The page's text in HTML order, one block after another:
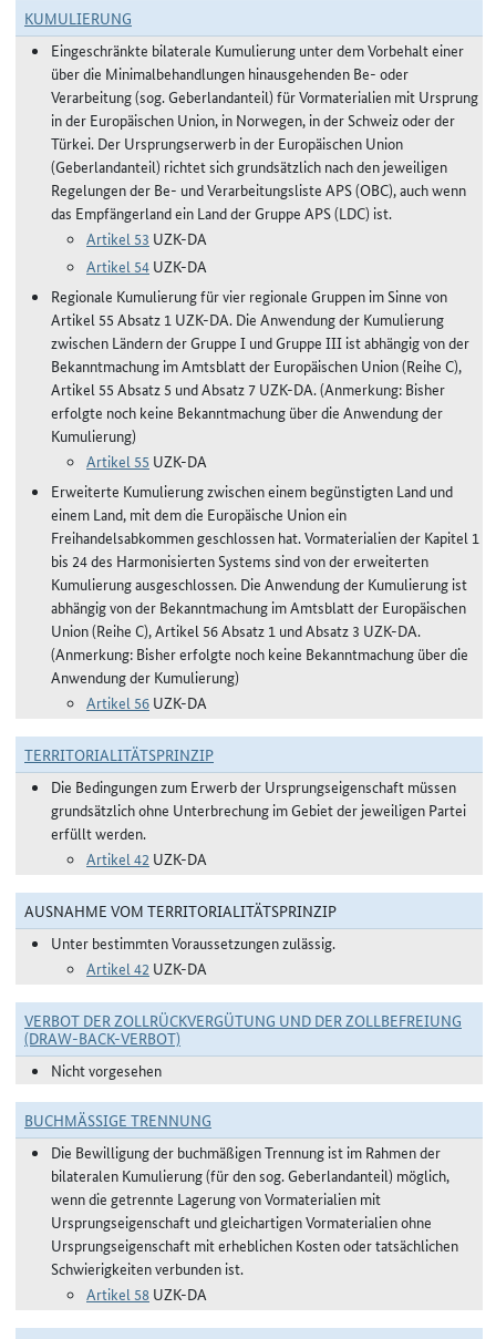
KUMULIERUNG
Eingeschränkte bilaterale Kumulierung unter dem Vorbehalt einer
über die Minimalbehandlungen hinausgehenden Be- oder
Verarbeitung (sog. Geberlandanteil) für Vormaterialien mit Ursprung
in der Europäischen Union, in Norwegen, in der Schweiz oder der
Türkei. Der Ursprungserwerb in der Europäischen Union
(Geberlandanteil) richtet sich grundsätzlich nach den jeweiligen
Regelungen der Be- und Verarbeitungsliste APS (OBC), auch wenn
das Empfängerland ein Land der Gruppe APS (LDC) ist.
Artikel 53 UZK-DA
Artikel 54 UZK-DA
Regionale Kumulierung für vier regionale Gruppen im Sinne von
Artikel 55 Absatz 1 UZK-DA. Die Anwendung der Kumulierung
zwischen Ländern der Gruppe I und Gruppe III ist abhängig von der
Bekanntmachung im Amtsblatt der Europäischen Union (Reihe C),
Artikel 55 Absatz 5 und Absatz 7 UZK-DA. (Anmerkung: Bisher
erfolgte noch keine Bekanntmachung über die Anwendung der
Kumulierung)
Artikel 55 UZK-DA
Erweiterte Kumulierung zwischen einem begünstigten Land und
einem Land, mit dem die Europäische Union ein
Freihandelsabkommen geschlossen hat. Vormaterialien der Kapitel 1
bis 24 des Harmonisierten Systems sind von der erweiterten
Kumulierung ausgeschlossen. Die Anwendung der Kumulierung ist
abhängig von der Bekanntmachung im Amtsblatt der Europäischen
Union (Reihe C), Artikel 56 Absatz 1 und Absatz 3 UZK-DA.
(Anmerkung: Bisher erfolgte noch keine Bekanntmachung über die
Anwendung der Kumulierung)
Artikel 56 UZK-DA
TERRITORIALITÄTSPRINZIP
Die Bedingungen zum Erwerb der Ursprungseigenschaft müssen
grundsätzlich ohne Unterbrechung im Gebiet der jeweiligen Partei
erfüllt werden.
Artikel 42 UZK-DA
AUSNAHME VOM TERRITORIALITÄTSPRINZIP
Unter bestimmten Voraussetzungen zulässig.
Artikel 42 UZK-DA
VERBOT DER ZOLLRÜCKVERGÜTUNG UND DER ZOLLBEFREIUNG
(DRAW-BACK-VERBOT)
Nicht vorgesehen
BUCHMÄSSIGE TRENNUNG
Die Bewilligung der buchmäßigen Trennung ist im Rahmen der
bilateralen Kumulierung (für den sog. Geberlandanteil) möglich,
wenn die getrennte Lagerung von Vormaterialien mit
Ursprungseigenschaft und gleichartigen Vormaterialien ohne
Ursprungseigenschaft mit erheblichen Kosten oder tatsächlichen
Schwierigkeiten verbunden ist.
Artikel 58 UZK-DA